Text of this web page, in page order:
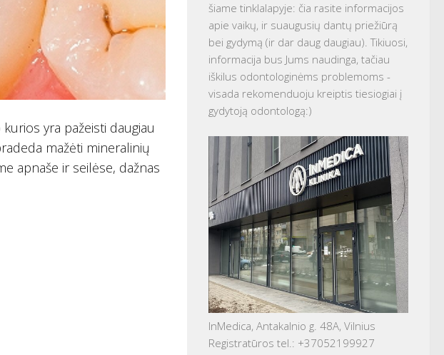
yra pažeisti daugiau
mažėti mineralinių
apnaše ir seilėse, dažnas
šiame tinklalapyje: čia rasite informacijos
apie vaikų, ir suaugusių dantų priežiūrą
bei gydymą (ir dar daug daugiau). Tikiuosi,
informacija bus Jums naudinga, tačiau
iškilus odontologinėms problemoms -
visada rekomenduoju kreiptis tiesiogiai į
gydytoją odontologą:)
InMedica, Antakalnio g. 48A, Vilnius
Registratūros tel.: +37052199927